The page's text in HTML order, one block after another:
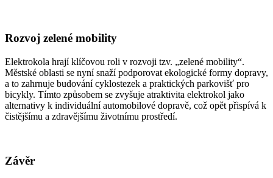
Rozvoj zelené mobility
Elektrokola hrají klíčovou roli v rozvoji tzv. „zelené mobility“.
Městské oblasti se nyní snaží podporovat ekologické formy dopravy,
a to zahrnuje budování cyklostezek a praktických parkovišť pro
bicykly. Tímto způsobem se zvyšuje atraktivita elektrokol jako
alternativy k individuální automobilové dopravě, což opět přispívá k
čistějšímu a zdravějšímu životnímu prostředí.
Závěr